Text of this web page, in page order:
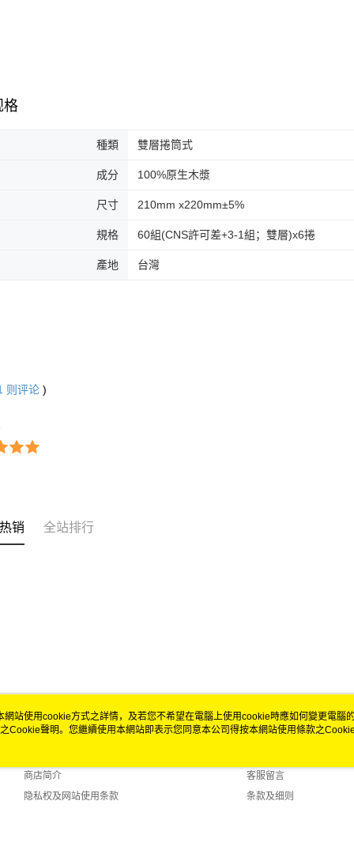
格
種類 雙層捲筒式
成分 100%原生木漿
尺寸 210mm x220mm±5%
規格 60組(CNS許可差+3-1組；雙層)x6捲
產地 台灣
则评论 )
销 全站排行
关于我们
商店简介
隐私权及网站使用条款
客服资讯
客服留言
条款及细则
站使用cookie方式之詳情，及若您不希望在電腦上使用cookie時應如何變更電腦
Cookie聲明。您繼續使用本網站即表示您同意本公司得按本網站使用條款之